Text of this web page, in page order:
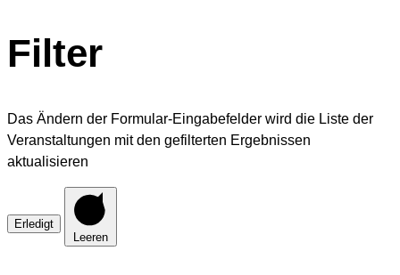
Filter
Das Ändern der Formular-Eingabefelder wird die Liste der
Veranstaltungen mit den gefilterten Ergebnissen
aktualisieren
Erledigt
Leeren